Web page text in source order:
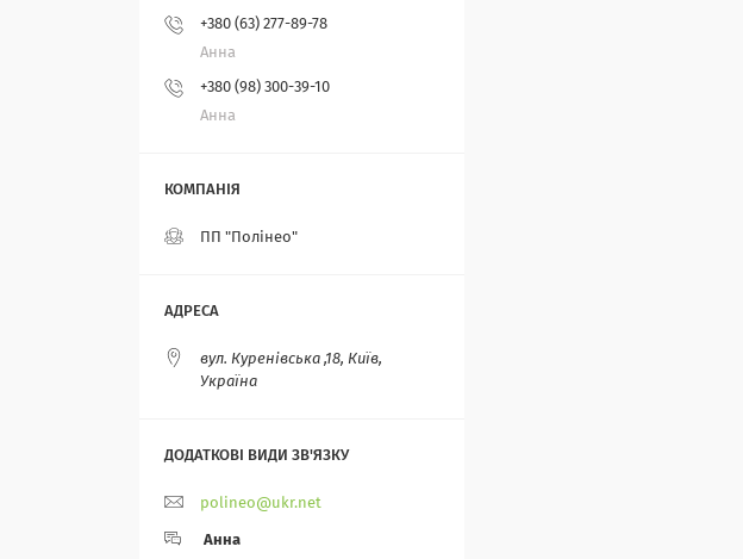
+380 (63) 277-89-78
Анна
+380 (98) 300-39-10
Анна
ПП "Полінео"
вул. Куренівська ,18, Київ,
Україна
polineo@ukr.net
Анна